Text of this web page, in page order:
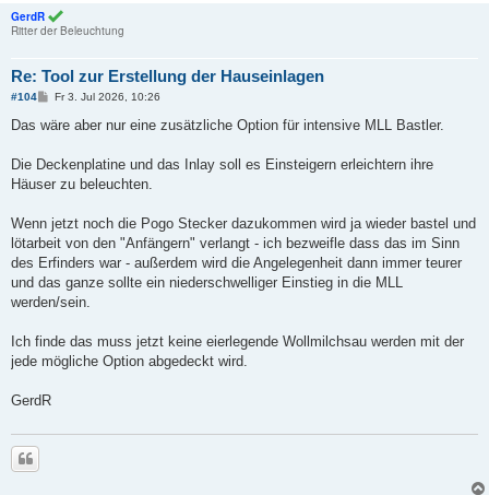
GerdR
Ritter der Beleuchtung
Re: Tool zur Erstellung der Hauseinlagen
#104
B
i
a
Fr 3. Jul 2026, 10:26
Das wäre aber nur eine zusätzliche Option für intensive MLL Bastler.
Die Deckenplatine und das Inlay soll es Einsteigern erleichtern ihre
Häuser zu beleuchten.
Wenn jetzt noch die Pogo Stecker dazukommen wird ja wieder bastel und
lötarbeit von den "Anfängern" verlangt - ich bezweifle dass das im Sinn
des Erfinders war - außerdem wird die Angelegenheit dann immer teurer
und das ganze sollte ein niederschwelliger Einstieg in die MLL
werden/sein.
Ich finde das muss jetzt keine eierlegende Wollmilchsau werden mit der
jede mögliche Option abgedeckt wird.
GerdR